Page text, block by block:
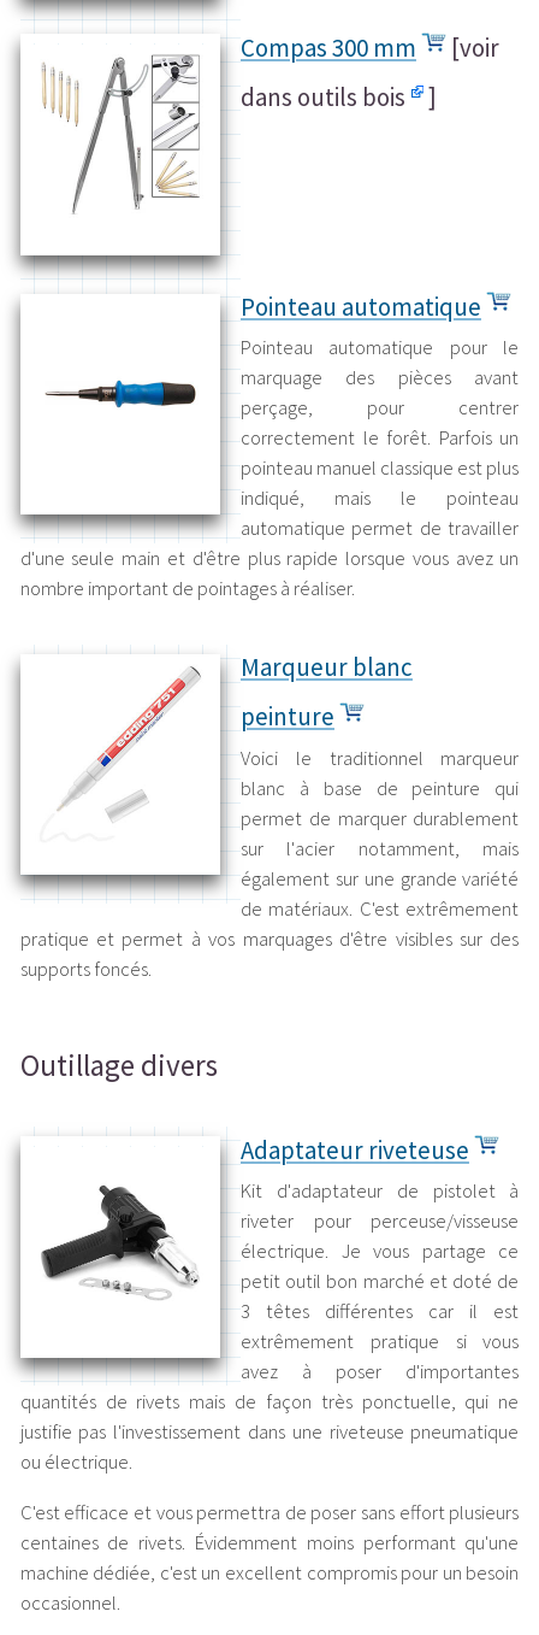
Compas 300 mm [voir
dans outils bois ]
Pointeau automatique
Pointeau automatique pour le
marquage des pièces avant
perçage, pour centrer
correctement le forêt. Parfois un
pointeau manuel classique est plus
indiqué, mais le pointeau
automatique permet de travailler
d'une seule main et d'être plus rapide lorsque vous avez un
nombre important de pointages à réaliser.
Marqueur blanc
peinture
Voici le traditionnel marqueur
blanc à base de peinture qui
permet de marquer durablement
sur l'acier notamment, mais
également sur une grande variété
de matériaux. C'est extrêmement
pratique et permet à vos marquages d'être visibles sur des
supports foncés.
Outillage divers
Adaptateur riveteuse
Kit d'adaptateur de pistolet à
riveter pour perceuse/visseuse
électrique. Je vous partage ce
petit outil bon marché et doté de
3 têtes différentes car il est
extrêmement pratique si vous
avez à poser d'importantes
quantités de rivets mais de façon très ponctuelle, qui ne
justifie pas l'investissement dans une riveteuse pneumatique
ou électrique.
C'est efficace et vous permettra de poser sans effort plusieurs
centaines de rivets. Évidemment moins performant qu'une
machine dédiée, c'est un excellent compromis pour un besoin
occasionnel.